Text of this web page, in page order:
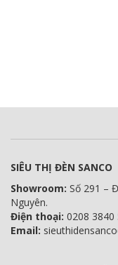
SIÊU THỊ ĐÈN SANCO
Showroom: Số 291 –
Nguyên.
Điện thoại: 0208 3840
Email: